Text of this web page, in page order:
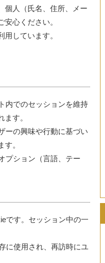
個人（氏名、住所、メー
心ください。
しています。
内でのセッションを維持
す。
ーの興味や行動に基づい
。
プション（言語、テー
です。セッション中の一
に使用され、再訪時にユ